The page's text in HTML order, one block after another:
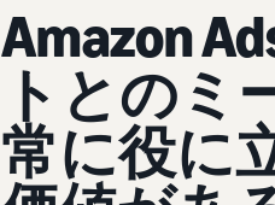
Amazon
トとのミ
常に役に